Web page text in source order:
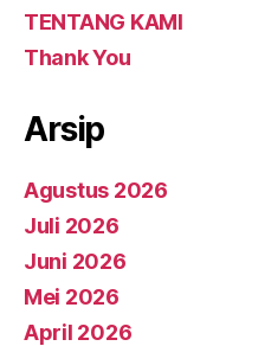
TENTANG KAMI
Thank You
Arsip
Agustus 2026
Juli 2026
Juni 2026
Mei 2026
April 2026